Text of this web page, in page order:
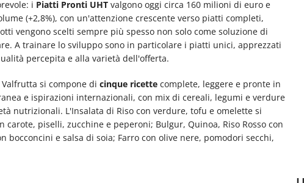
i Piatti Pronti UHT valgono oggi circa 160 milioni di euro e
(+2,8%), con un'attenzione crescente verso piatti completi,
vengono scelti sempre più spesso non solo come soluzione di
A trainare lo sviluppo sono in particolare i piatti unici, apprezzati
percepita e alla varietà dell'offerta.
si compone di cinque ricette complete, leggere e pronte in
e ispirazioni internazionali, con mix di cereali, legumi e verdure
nutrizionali. L'Insalata di Riso con verdure, tofu e omelette si
piselli, zucchine e peperoni; Bulgur, Quinoa, Riso Rosso con
bocconcini e salsa di soia; Farro con olive nere, pomodori secchi,